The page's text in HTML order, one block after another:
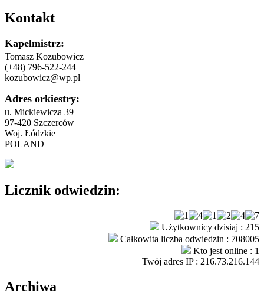
Kontakt
Kapelmistrz:
Tomasz Kozubowicz
(+48) 796-522-244
kozubowicz@wp.pl
Adres orkiestry:
u. Mickiewicza 39
97-420 Szczerców
Woj. Łódzkie
POLAND
Licznik odwiedzin:
Użytkownicy dzisiaj : 215
Całkowita liczba odwiedzin : 708005
Kto jest online : 1
Twój adres IP : 216.73.216.144
Archiwa